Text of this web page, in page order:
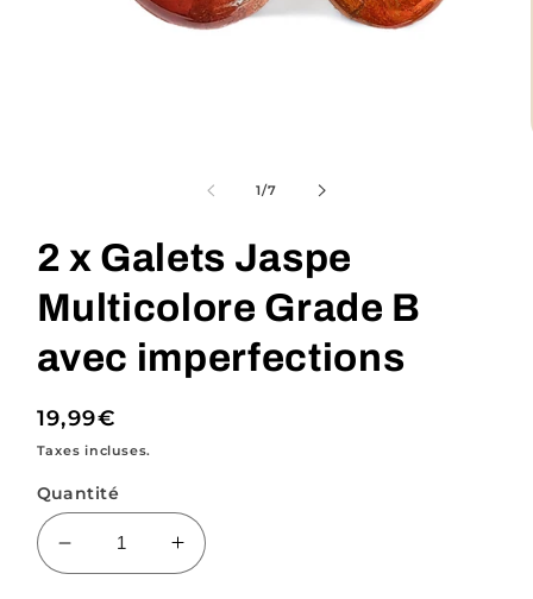
une
fenêtre
modale
1/de
7
2 x Galets Jaspe
Multicolore Grade B
avec imperfections
Prix
habituel
19,99€
Taxes incluses.
Quantité
Réduire
la
Augmenter
la